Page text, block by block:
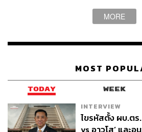
MORE
MOST
TODAY WEEK
INTERVIEW
ไขรหัสตั้ง ผบ.ตร